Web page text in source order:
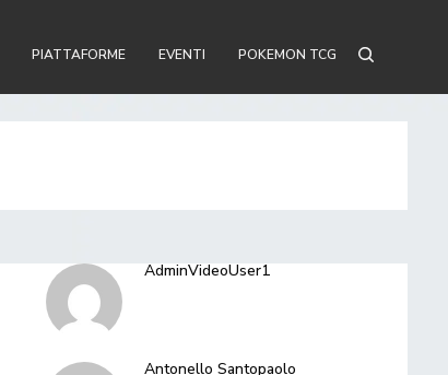
PIATTAFORME EVENTI POKEMON TCG
AdminVideoUser1
Antonello Santopaolo